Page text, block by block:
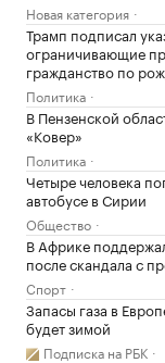
Новая категория
Трамп подписал
ограничивающие
гражданство по
Политика
В Пензенской
«Ковер»
Политика
Четыре человека
автобусе в Сирии
Общество
В Африке
после скандала с
Спорт
Запасы газа в
будет зимой
Подписка на РБК